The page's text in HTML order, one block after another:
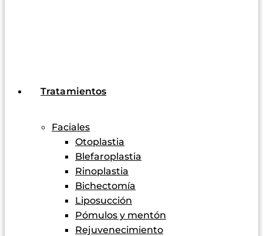
Tratamientos
Faciales
Otoplastia
Blefaroplastia
Rinoplastia
Bichectomía
Liposucción
Pómulos y mentón
Rejuvenecimiento